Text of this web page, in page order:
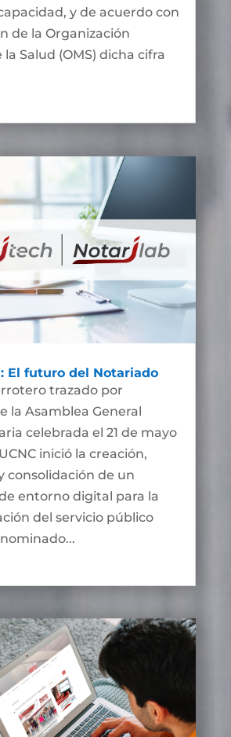
y de acuerdo con
de la Organización
Salud (OMS) dicha cifra
El futuro del Notariado
trazado por
la Asamblea General
celebrada el 21 de mayo
inició la creación,
consolidación de un
entorno digital para la
del servicio público